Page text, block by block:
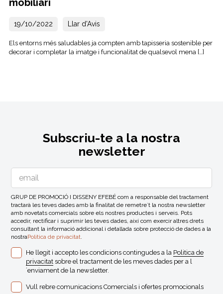
19/10/2022 Llar d'Avis
Els entorns més saludables ja compten amb tapisseria sostenible per
decorar i completar la imatge i funcionalitat de qualsevol mena […]
Subscriu-te a la nostra
newsletter
GRUP DE PROMOCIÓ I DISSENY EFEBÉ com a responsable del tractament
tractarà les teves dades amb la finalitat de remetre´t la nostra newsletter
amb novetats comercials sobre els nostres productes i serveis. Pots
accedir, rectificar i suprimir les teves dades, així com exercir altres drets
consultant la informació addicional i detallada sobre protecció de dades a la
nostraPolitica de privacitat
He llegit i accepto les condicions contingudes a la Politica de
privacitat sobre el tractament de les meves dades per a l
´enviament de la newsletter.
Vull rebre comunicacions Comercials i ofertes promocionals